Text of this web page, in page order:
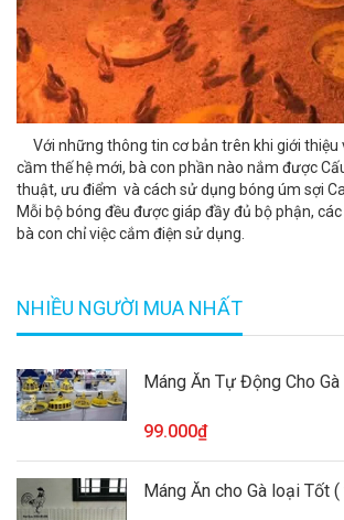
Với những thông tin cơ bản trên khi giới thiệu
cầm thế hệ mới, bà con phần nào nắm được
thuật, ưu điểm và cách sử dụng bóng úm sợi
Mỗi bộ bóng đều được giáp đầy đủ bộ phận,
bà con chỉ việc cắm điện sử dụng.
NHIỀU NGƯỜI MUA NHẤT
Máng Ăn Tự Động Cho Gà
99.000₫
Máng Ăn cho Gà loại Tốt